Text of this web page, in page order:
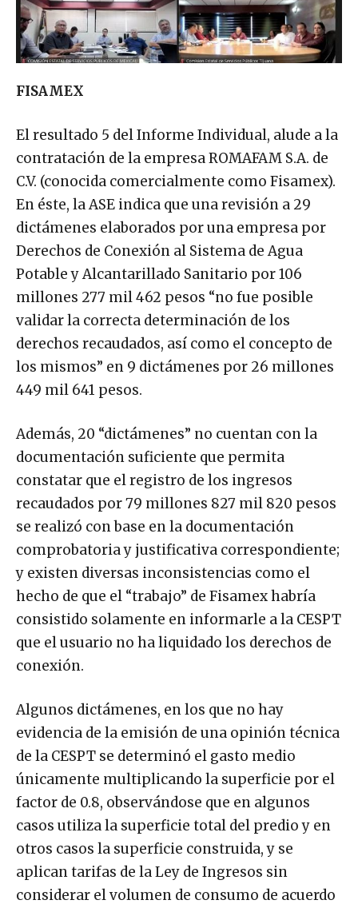
FISAMEX
El resultado 5 del Informe Individual, alude a la
contratación de la empresa ROMAFAM S.A. de
C.V. (conocida comercialmente como Fisamex).
En éste, la ASE indica que una revisión a 29
dictámenes elaborados por una empresa por
Derechos de Conexión al Sistema de Agua
Potable y Alcantarillado Sanitario por 106
millones 277 mil 462 pesos “no fue posible
validar la correcta determinación de los
derechos recaudados, así como el concepto de
los mismos” en 9 dictámenes por 26 millones
449 mil 641 pesos.
Además, 20 “dictámenes” no cuentan con la
documentación suficiente que permita
constatar que el registro de los ingresos
recaudados por 79 millones 827 mil 820 pesos
se realizó con base en la documentación
comprobatoria y justificativa correspondiente;
y existen diversas inconsistencias como el
hecho de que el “trabajo” de Fisamex habría
consistido solamente en informarle a la CESPT
que el usuario no ha liquidado los derechos de
conexión.
Algunos dictámenes, en los que no hay
evidencia de la emisión de una opinión técnica
de la CESPT se determinó el gasto medio
únicamente multiplicando la superficie por el
factor de 0.8, observándose que en algunos
casos utiliza la superficie total del predio y en
otros casos la superficie construida, y se
aplican tarifas de la Ley de Ingresos sin
considerar el volumen de consumo de acuerdo